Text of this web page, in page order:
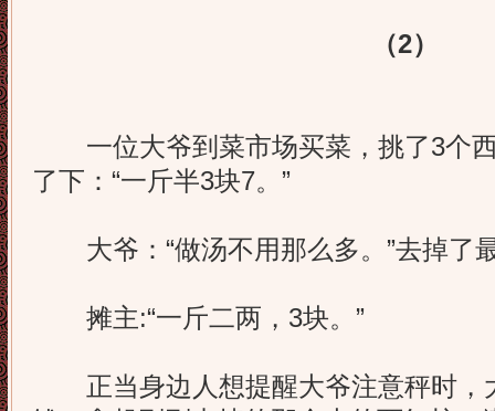
（2）
一位大爷到菜市场买菜，挑了3个西
了下：“一斤半3块7。”
大爷：“做汤不用那么多。”去掉了
摊主:“一斤二两，3块。”
正当身边人想提醒大爷注意秤时，